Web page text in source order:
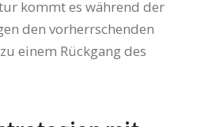
kommt es während der
den vorherrschenden
einem Rückgang des